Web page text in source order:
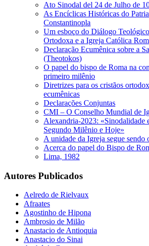
Ato Sinodal del 24 de Julho de
As Encíclicas Históricas do
Constantinopla
Um esboço do Diálogo
Ortodoxa e a Igreja Católica
Declaração Ecumênica sobre a
(Theotokos)
O papel do bispo de Roma na
primeiro milênio
Diretrizes para os cristãos
ecumênicas
Declarações Conjuntas
CMI – O Conselho Mundial de
Alexandria-2023: «Sinodalidade
Segundo Milênio e Hoje»
A unidade da Igreja segue sendo
Acerca do papel do Bispo de
Lima, 1982
Autores Publicados
Aelredo de Rielvaux
Afraates
Agostinho de Hipona
Ambrosio de Milão
Anastacio de Antioquia
Anastacio do Sinai